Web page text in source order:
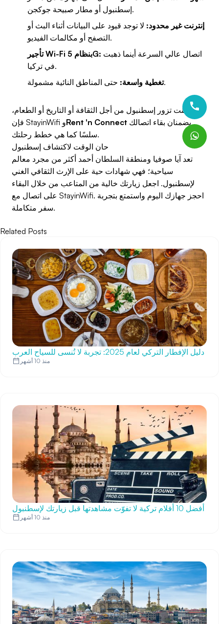
إسطنبول أو مطار صبيحة جوكجن.
إنترنت غير محدود: لا توجد قيود على البيانات أثناء البث أو
التصفح أو مكالمات الفيديو.
تأجير Wi-Fi بنظام 5G:
في تركيا.
تغطية واسعة:حتى المناطق النائية مشمولة.
سواء كنت تزور إسطنبول من أجل الثقافة أو التاريخ أو الطعام،
فإن StayinWifi وRent 'n Connect
سلسًا كما هي خطط رحلتك.
حان الوقت لاكتشاف إسطنبول
تعد آيا صوفيا ومنطقة السلطان أحمد أكثر من مجرد معالم
سياحية؛ فهي شهادات حية على الإرث الثقافي الغني
لإسطنبول. اجعل زيارتك خالية من المتاعب من خلال البقاء
على اتصال مع StayinWifi. احجز جهازك اليوم واستمتع بتجربة
سفر متكاملة.
Related Posts
دليل الإفطار التركي لعام 2025: تجربة لا تُنسى للسياح العرب
منذ 10 أشهر
أفضل 10 أفلام تركية لا تفوّت مشاهدتها قبل زيارتك لإسطنبول
منذ 10 أشهر